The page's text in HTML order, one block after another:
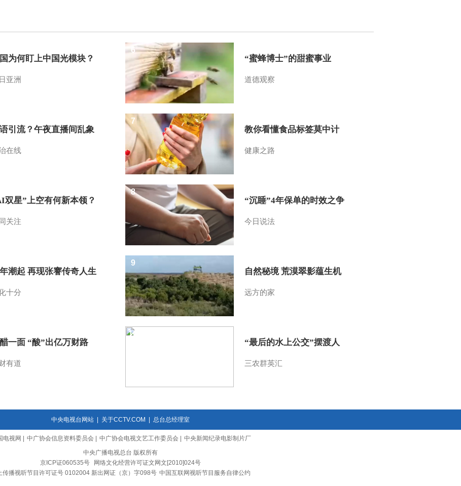
为何盯上中国光模块？
亚洲
引流？午夜直播间乱象
在线
双星”上空有何新本领？
关注
潮起 再现张謇传奇人生
十分
一面 “酸”出亿万财路
有道
“蜜蜂博士”的甜蜜事业
道德观察
6
教你看懂食品标签莫中计
健康之路
7
“沉睡”4年保单的时效之争
今日说法
8
自然秘境 荒漠翠影蕴生机
远方的家
9
“最后的水上公交”摆渡人
三农群英汇
10
中央电视台网站| 关于CCTV.COM 总台总经理室
电视网 中广协会信息资料委员会 中广协会电视文艺工作委员会
中央新闻纪录电影制片厂
中央广播电视总台 版权所有
京ICP证060535号
网络文化经营许可证文网文[2010]024号
传播视听节目许可证号 0102004 新出网证（京）字098号 中国互联网视听节目服务自律公约